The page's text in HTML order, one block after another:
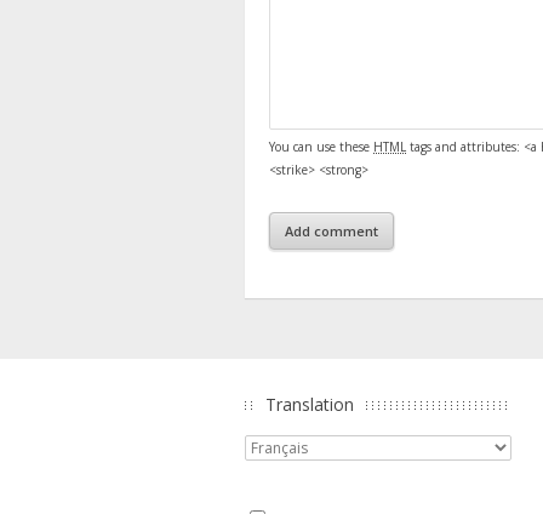
You can use these HTML tags and attributes: <a
<strike> <strong>
Translation